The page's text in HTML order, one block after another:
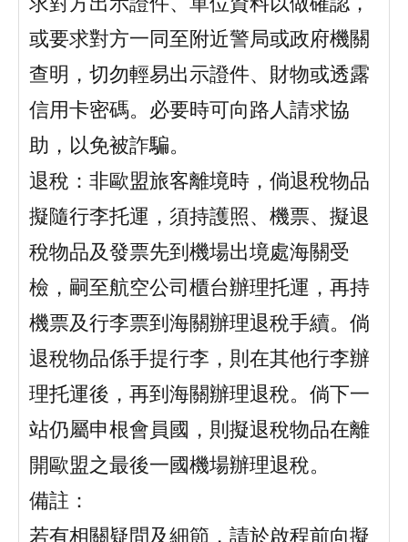
或要求對方一同至附近警局或政府機關
查明，切勿輕易出示證件、財物或透露
信用卡密碼。必要時可向路人請求協
助，以免被詐騙。
退稅：非歐盟旅客離境時，倘退稅物品
擬隨行李托運，須持護照、機票、擬退
稅物品及發票先到機場出境處海關受
檢，嗣至航空公司櫃台辦理托運，再持
機票及行李票到海關辦理退稅手續。倘
退稅物品係手提行李，則在其他行李辦
理托運後，再到海關辦理退稅。倘下一
站仍屬申根會員國，則擬退稅物品在離
開歐盟之最後一國機場辦理退稅。
備註：
若有相關疑問及細節，請於啟程前向擬